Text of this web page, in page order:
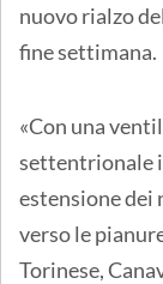
nuovo rialzo
fine settimana.
«Con una
settentrionale
estensione dei
verso le
Torinese,